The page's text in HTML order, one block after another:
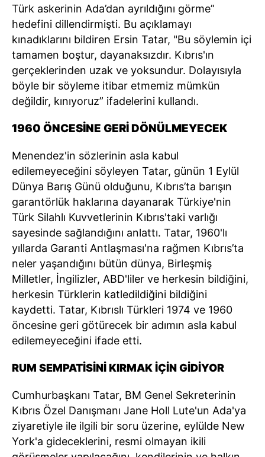
Türk askerinin Ada’dan ayrıldığını görme”
hedefini dillendirmişti. Bu açıklamayı
kınadıklarını bildiren Ersin Tatar, "Bu söylemin içi
tamamen boştur, dayanaksızdır. Kıbrıs'ın
gerçeklerinden uzak ve yoksundur. Dolayısıyla
böyle bir söyleme itibar etmemiz mümkün
değildir, kınıyoruz” ifadelerini kullandı.
1960 ÖNCESİNE GERİ DÖNÜLMEYECEK
Menendez'in sözlerinin asla kabul
edilemeyeceğini söyleyen Tatar, günün 1 Eylül
Dünya Barış Günü olduğunu, Kıbrıs’ta barışın
garantörlük haklarına dayanarak Türkiye'nin
Türk Silahlı Kuvvetlerinin Kıbrıs'taki varlığı
sayesinde sağlandığını anlattı. Tatar, 1960'lı
yıllarda Garanti Antlaşması'na rağmen Kıbrıs’ta
neler yaşandığını bütün dünya, Birleşmiş
Milletler, İngilizler, ABD'liler ve herkesin bildiğini,
herkesin Türklerin katledildiğini bildiğini
kaydetti. Tatar, Kıbrıslı Türkleri 1974 ve 1960
öncesine geri götürecek bir adımın asla kabul
edilemeyeceğini ifade etti.
RUM SEMPATİSİNİ KIRMAK İÇİN GİDİYOR
Cumhurbaşkanı Tatar, BM Genel Sekreterinin
Kıbrıs Özel Danışmanı Jane Holl Lute'un Ada'ya
ziyaretiyle ile ilgili bir soru üzerine, eylülde New
York'a gideceklerini, resmi olmayan ikili